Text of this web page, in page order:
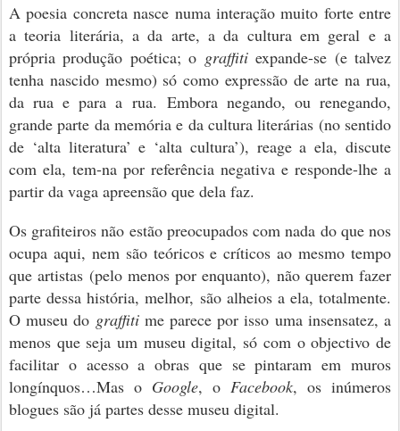
A poesia concreta nasce numa interação muito forte entre
a teoria literária, a da arte, a da cultura em geral e a
própria produção poética; o graffitiexpande-se (e talvez
tenha nascido mesmo) só como expressão de arte na rua,
da rua e para a rua. Embora negando, ou renegando,
grande parte da memória e da cultura literárias (no sentido
de ‘alta literatura’ e ‘alta cultura’), reage a ela, discute
com ela, tem-na por referência negativa e responde-lhe a
partir da vaga apreensão que dela faz.
Os grafiteiros não estão preocupados com nada do que nos
ocupa aqui, nem são teóricos e críticos ao mesmo tempo
que artistas (pelo menos por enquanto), não querem fazer
parte dessa história, melhor, são alheios a ela, totalmente.
O museu do graffitime parece por isso uma insensatez, a
menos que seja um museu digital, só com o objectivo de
facilitar o acesso a obras que se pintaram em muros
longínquos…Mas o Google, o Facebook, os inúmeros
blogues são já partes desse museu digital.